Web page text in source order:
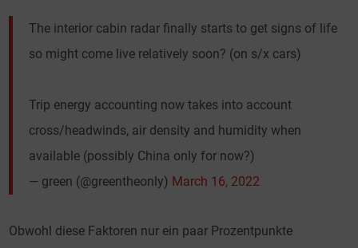
The interior cabin radar finally starts to get signs of life
so might come live relatively soon? (on s/x cars)
Trip energy accounting now takes into account
cross/headwinds, air density and humidity when
available (possibly China only for now?)
— green (@greentheonly) March 16, 2022
Obwohl diese Faktoren nur ein paar Prozentpunkte